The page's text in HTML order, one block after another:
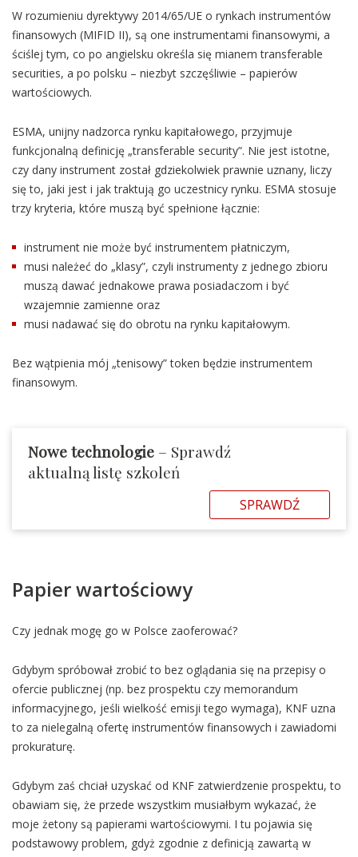
W rozumieniu dyrektywy 2014/65/UE o rynkach instrumentów
finansowych (MIFID II), są one instrumentami finansowymi, a
ściślej tym, co po angielsku określa się mianem transferable
securities, a po polsku – niezbyt szczęśliwie – papierów
wartościowych.
ESMA, unijny nadzorca rynku kapitałowego, przyjmuje
funkcjonalną definicję „transferable security”. Nie jest istotne,
czy dany instrument został gdziekolwiek prawnie uznany, liczy
się to, jaki jest i jak traktują go uczestnicy rynku. ESMA stosuje
trzy kryteria, które muszą być spełnione łącznie:
instrument nie może być instrumentem płatniczym,
musi należeć do „klasy”, czyli instrumenty z jednego zbioru
muszą dawać jednakowe prawa posiadaczom i być
wzajemnie zamienne oraz
musi nadawać się do obrotu na rynku kapitałowym.
Bez wątpienia mój „tenisowy” token będzie instrumentem
finansowym.
Nowe technologie – Sprawdź
aktualną listę szkoleń
SPRAWDŹ
Papier wartościowy
Czy jednak mogę go w Polsce zaoferować?
Gdybym spróbował zrobić to bez oglądania się na przepisy o
ofercie publicznej (np. bez prospektu czy memorandum
informacyjnego, jeśli wielkość emisji tego wymaga), KNF uzna
to za nielegalną ofertę instrumentów finansowych i zawiadomi
prokuraturę.
Gdybym zaś chciał uzyskać od KNF zatwierdzenie prospektu, to
obawiam się, że przede wszystkim musiałbym wykazać, że
moje żetony są papierami wartościowymi. I tu pojawia się
podstawowy problem, gdyż zgodnie z definicją zawartą w